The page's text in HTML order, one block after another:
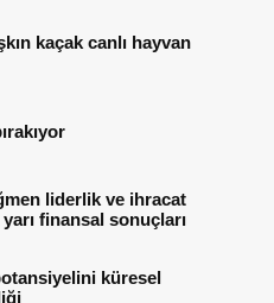
kaçak canlı hayvan
liderlik ve ihracat
finansal sonuçları
küresel